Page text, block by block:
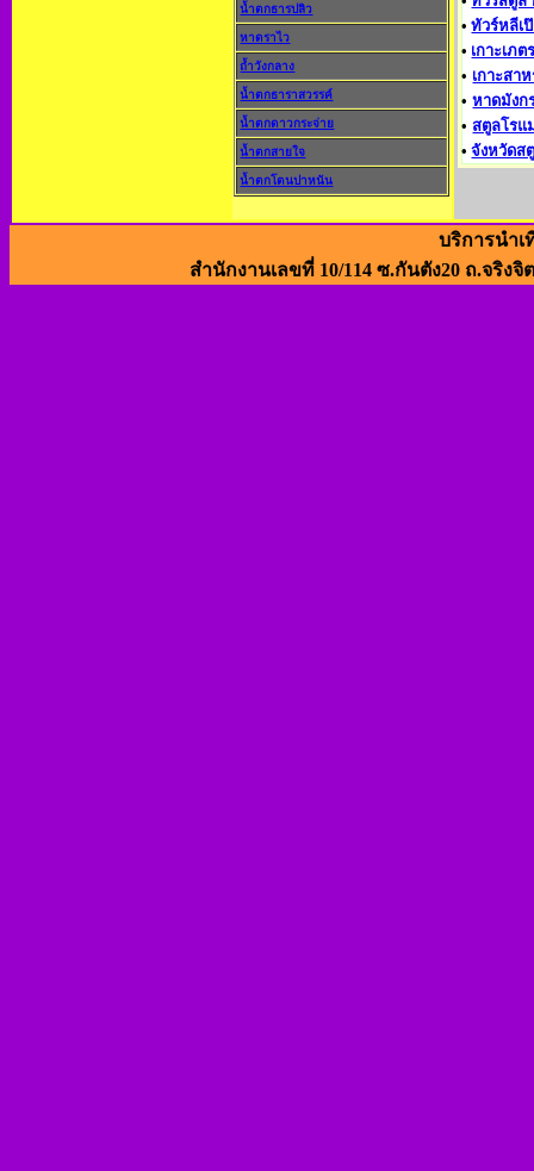
น้ำตกธารปลิว
หาดราไว
ถ้ำวังกลาง
น้ำตกธาราสวรรค์
น้ำตกดาวกระจ่าย
น้ำตกสายใจ
น้ำตกโตนปาหนัน
•ทัวร์หลีเ
• เกาะเภ
• เกาะสา
• หาดมังก
• สตูลโรแ
•จังหวัดส
บริการนำเ
สำนักงานเลขที่ 10/114 ซ.กันตัง20 ถ.จริงจิ